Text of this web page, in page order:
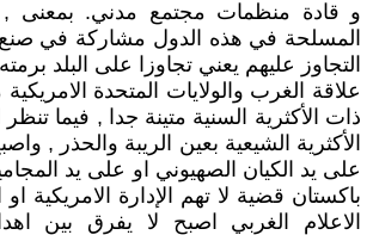
و قادة منظمات مجتمع مدني. بمعنى ,
المسلحة في هذه الدول مشاركة في صنع
التجاوز عليهم يعني تجاوزا على البلد
علاقة الغرب والولايات المتحدة
ذات الأكثرية السنية متينة جدا , فيما
الأكثرية الشيعية بعين الريبة والحذر ,
على يد الكيان الصهيوني او على يد
باكستان قضية لا تهم الإدارة الامريكية او
الاعلام الغربي اصبح لا يفرق بين